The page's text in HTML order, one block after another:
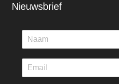
Nieuwsbrief